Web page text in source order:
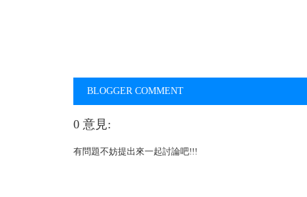
BLOGGER COMMENT
0 意見:
有問題不妨提出來一起討論吧!!!